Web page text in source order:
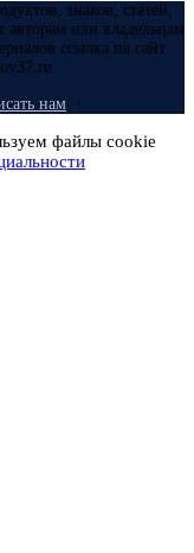
знаков, статей,
или владельцам
ссылка на сайт
нам
файлы cookie